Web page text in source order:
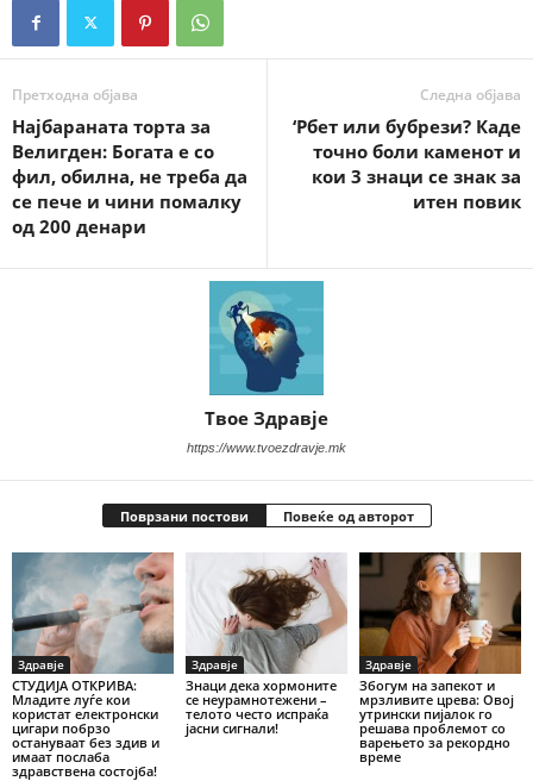
Претходна објава
Најбараната торта за
Велигден: Богата е со
фил, обилна, не треба да
се пече и чини помалку
од 200 дeнари
Следна објава
‘Рбет или бубрези? Каде
точно боли каменот и
кои 3 знаци се знак за
итен повик
Твое Здравје
https://www.tvoezdravje.mk
Поврзани постови Повеќе од авторот
Здравје
СТУДИЈА ОТКРИВА:
Младите луѓе кои
користат електронски
цигари побрзо
остануваат без здив и
имаат послаба
здравствена состојба!
Здравје
Знаци дека хормоните
се неурамнотежени –
телото често испраќа
јасни сигнали!
Здравје
Збогум на запекот и
мрзливите црева: Овој
утрински пијалок го
решава проблемот со
варењето за рекордно
време